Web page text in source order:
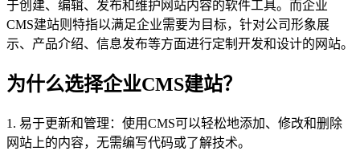
于创建、编辑、发布和维护网站内容的软件工具。而企业
CMS建站则特指以满足企业需要为目标，针对公司形象展
示、产品介绍、信息发布等方面进行定制开发和设计的网站。
为什么选择企业CMS建站？
1. 易于更新和管理：使用CMS可以轻松地添加、修改和删除
网站上的内容，无需编写代码或了解技术。